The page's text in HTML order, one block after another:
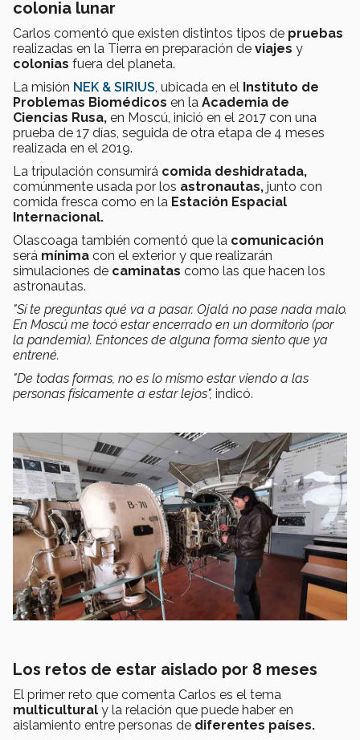
colonia lunar
Carlos comentó que existen distintos tipos de pruebas
realizadas en la Tierra en preparación de viajes y
colonias fuera del planeta.
La misión NEK & SIRIUS, ubicada en el Instituto de
Problemas Biomédicos en la Academia de
Ciencias Rusa, en Moscú, inició en el 2017 con una
prueba de 17 días, seguida de otra etapa de 4 meses
realizada en el 2019.
La tripulación consumirá comida deshidratada,
comúnmente usada por los astronautas, junto con
comida fresca como en la Estación Espacial
Internacional.
Olascoaga también comentó que la comunicación
será mínima con el exterior y que realizarán
simulaciones de caminatas como las que hacen los
astronautas.
"Sí te preguntas qué va a pasar. Ojalá no pase nada malo.
En Moscú me tocó estar encerrado en un dormitorio (por
la pandemia). Entonces de alguna forma siento que ya
entrené.
"De todas formas, no es lo mismo estar viendo a las
personas físicamente a estar lejos", indicó.
Los retos de estar aislado por 8 meses
El primer reto que comenta Carlos es el tema
multicultural y la relación que puede haber en
aislamiento entre personas de diferentes países.